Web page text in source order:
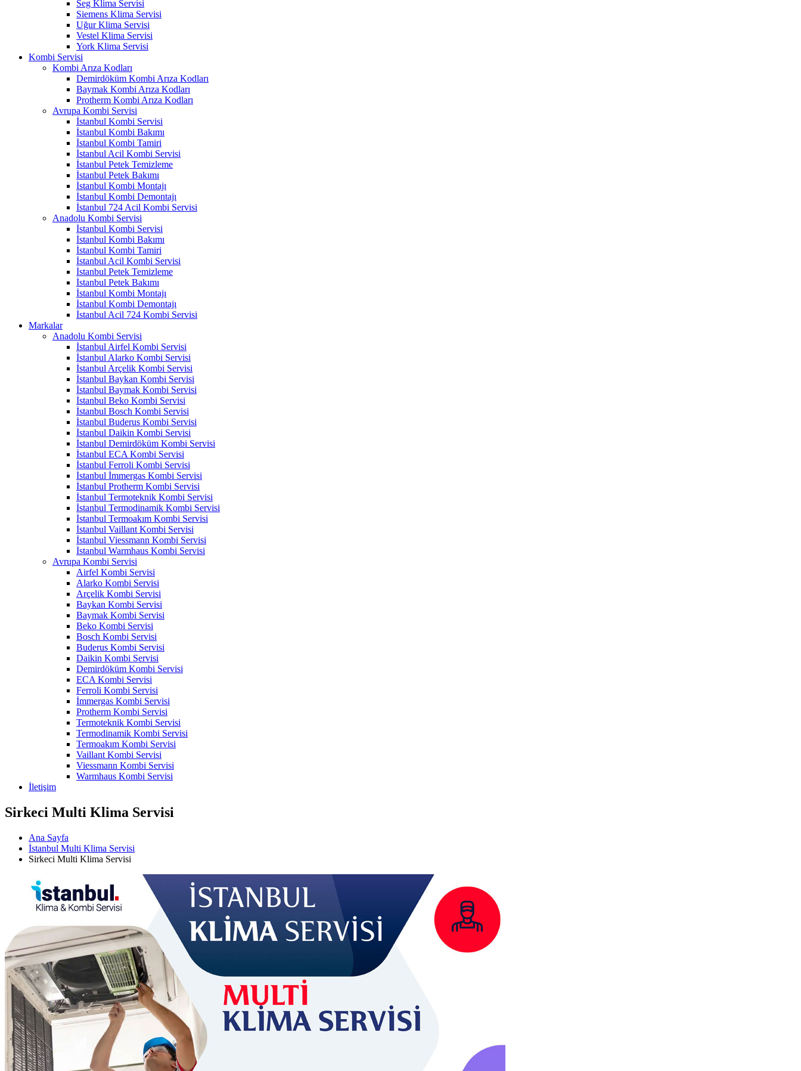
Seg Klima Servisi
Siemens Klima Servisi
Uğur Klima Servisi
Vestel Klima Servisi
York Klima Servisi
Kombi Servisi
Kombi Arıza Kodları
Demirdöküm Kombi Arıza Kodları
Baymak Kombi Arıza Kodları
Protherm Kombi Arıza Kodları
Avrupa Kombi Servisi
İstanbul Kombi Servisi
İstanbul Kombi Bakımı
İstanbul Kombi Tamiri
İstanbul Acil Kombi Servisi
İstanbul Petek Temizleme
İstanbul Petek Bakımı
İstanbul Kombi Montajı
İstanbul Kombi Demontajı
İstanbul 724 Acil Kombi Servisi
Anadolu Kombi Servisi
İstanbul Kombi Servisi
İstanbul Kombi Bakımı
İstanbul Kombi Tamiri
İstanbul Acil Kombi Servisi
İstanbul Petek Temizleme
İstanbul Petek Bakımı
İstanbul Kombi Montajı
İstanbul Kombi Demontajı
İstanbul Acil 724 Kombi Servisi
Markalar
Anadolu Kombi Servisi
İstanbul Airfel Kombi Servisi
İstanbul Alarko Kombi Servisi
İstanbul Arçelik Kombi Servisi
İstanbul Baykan Kombi Servisi
İstanbul Baymak Kombi Servisi
İstanbul Beko Kombi Servisi
İstanbul Bosch Kombi Servisi
İstanbul Buderus Kombi Servisi
İstanbul Daikin Kombi Servisi
İstanbul Demirdöküm Kombi Servisi
İstanbul ECA Kombi Servisi
İstanbul Ferroli Kombi Servisi
İstanbul İmmergas Kombi Servisi
İstanbul Protherm Kombi Servisi
İstanbul Termoteknik Kombi Servisi
İstanbul Termodinamik Kombi Servisi
İstanbul Termoakım Kombi Servisi
İstanbul Vaillant Kombi Servisi
İstanbul Viessmann Kombi Servisi
İstanbul Warmhaus Kombi Servisi
Avrupa Kombi Servisi
Airfel Kombi Servisi
Alarko Kombi Servisi
Arçelik Kombi Servisi
Baykan Kombi Servisi
Baymak Kombi Servisi
Beko Kombi Servisi
Bosch Kombi Servisi
Buderus Kombi Servisi
Daikin Kombi Servisi
Demirdöküm Kombi Servisi
ECA Kombi Servisi
Ferroli Kombi Servisi
İmmergas Kombi Servisi
Protherm Kombi Servisi
Termoteknik Kombi Servisi
Termodinamik Kombi Servisi
Termoakım Kombi Servisi
Vaillant Kombi Servisi
Viessmann Kombi Servisi
Warmhaus Kombi Servisi
İletişim
Sirkeci Multi Klima Servisi
Ana Sayfa
İstanbul Multi Klima Servisi
Sirkeci Multi Klima Servisi